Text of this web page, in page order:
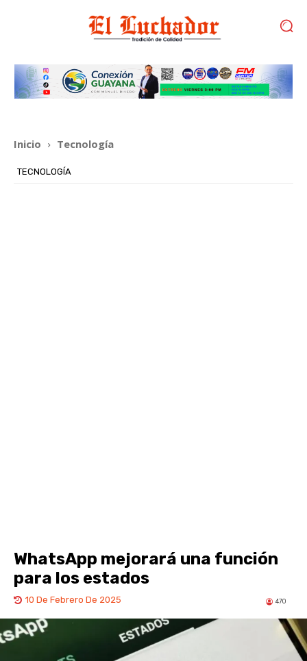
Inicio Tecnología
TECNOLOGÍA
WhatsApp mejorará una función
para los estados
10 De Febrero De 2025 470